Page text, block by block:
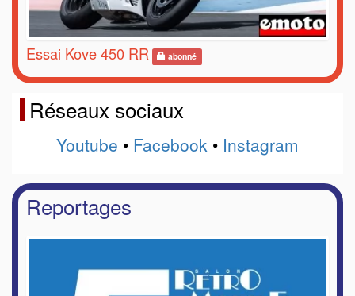
Essai Kove 450 RR abonné
Réseaux sociaux
Youtube • Facebook • Instagram
Reportages